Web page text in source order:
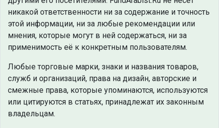
никакой ответственности ни за содержание и точность
этой информации, ни за любые рекомендации или
мнения, которые могут в ней содержаться, ни за
применимость её к конкретным пользователям.
Любые торговые марки, знаки и названия товаров,
служб и организаций, права на дизайн, авторские и
смежные права, которые упоминаются, используются
или цитируются в статьях, принадлежат их законным
владельцам.